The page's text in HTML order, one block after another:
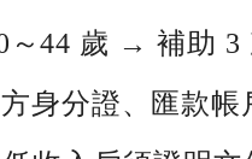
～44 歲 → 補助 3
身分證、匯款帳